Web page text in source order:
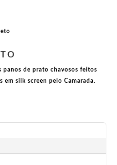
panos de prato chavosos feitos
em silk screen pelo Camarada.